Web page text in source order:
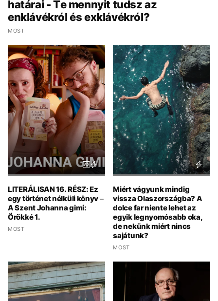
határai - Te mennyit tudsz az
enklávékról és exklávékról?
MOST
LITERÁLISAN 16. RÉSZ: Ez
egy történet nélküli könyv –
A Szent Johanna gimi:
Örökké 1.
MOST
Miért vágyunk mindig
vissza Olaszországba? A
dolce far niente lehet az
egyik legnyomósabb oka,
de nekünk miért nincs
sajátunk?
MOST